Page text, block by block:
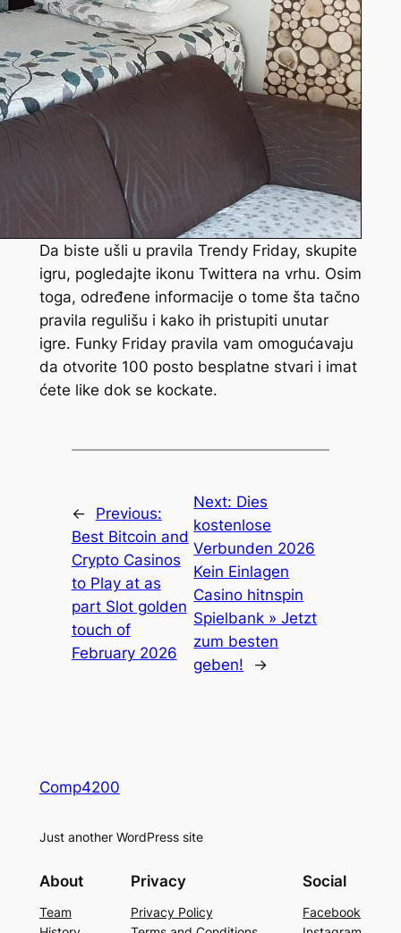
Da biste ušli u pravila Trendy Friday, skupite
igru, pogledajte ikonu Twittera na vrhu. Osim
toga, određene informacije o tome šta tačno
pravila regulišu i kako ih pristupiti unutar
igre. Funky Friday pravila vam omogućavaju
da otvorite 100 posto besplatne stvari i imat
ćete like dok se kockate.
←
Previous:
Best Bitcoin and
Crypto Casinos
to Play at as
part Slot golden
touch of
February 2026
Next: Dies
kostenlose
Verbunden 2026
Kein Einlagen
Casino hitnspin
Spielbank » Jetzt
zum besten
geben!
→
Comp4200
Just another WordPress site
About
Team
Privacy
Privacy Policy
Social
Facebook